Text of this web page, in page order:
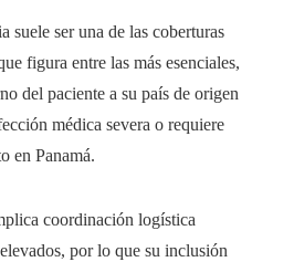
suele ser una de las coberturas
figura entre las más esenciales,
del paciente a su país de origen
médica severa o requiere
en Panamá.
coordinación logística
por lo que su inclusión